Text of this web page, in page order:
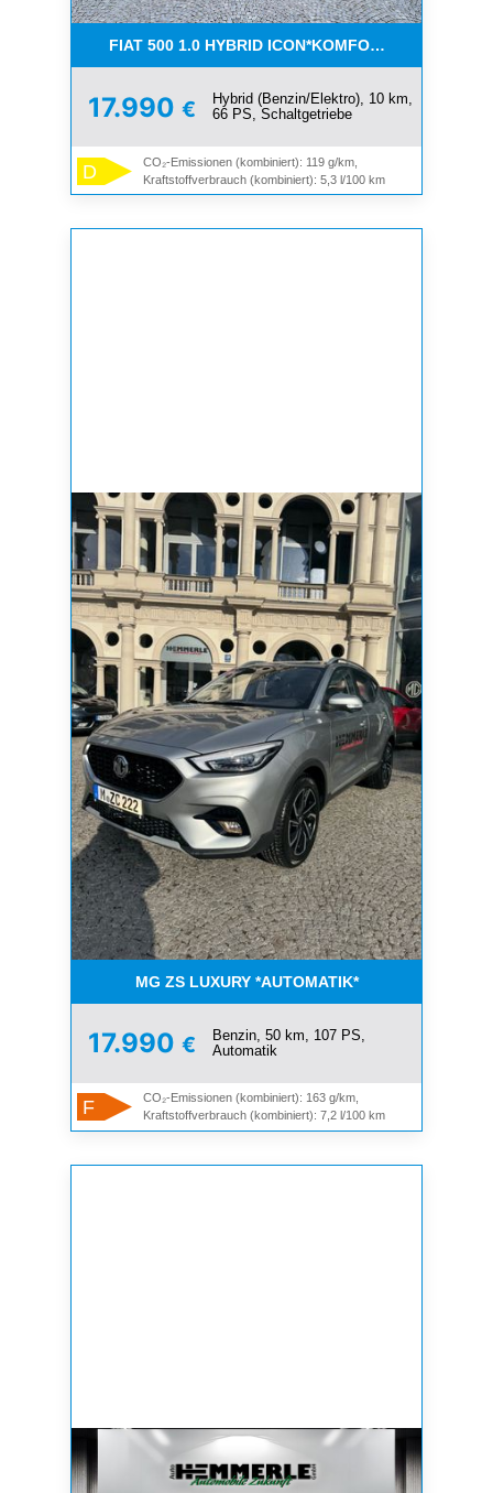
FIAT 500 1.0 HYBRID ICON*KOMFORT
17.990 €
Hybrid (Benzin/Elektro), 10 km,
66 PS, Schaltgetriebe
D
CO₂-Emissionen (kombiniert): 119 g/km,
Kraftstoffverbrauch (kombiniert): 5,3 l/100 km
MG ZS LUXURY *AUTOMATIK*
17.990 €
Benzin, 50 km, 107 PS,
Automatik
F
CO₂-Emissionen (kombiniert): 163 g/km,
Kraftstoffverbrauch (kombiniert): 7,2 l/100 km